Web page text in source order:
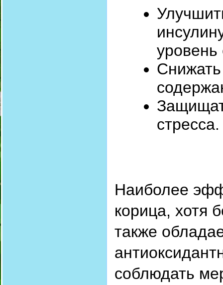
уровень
стресса.
Наиболее
корица, хотя
также
соблюдать